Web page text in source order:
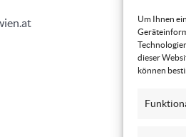
Um Ihnen
dieser
können